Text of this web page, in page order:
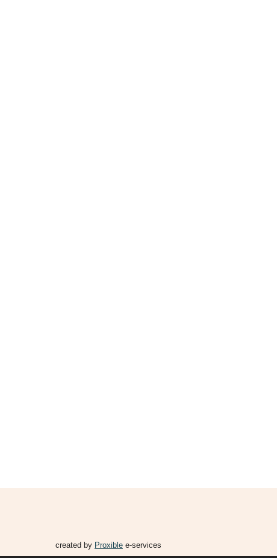
created by Proxible e-services